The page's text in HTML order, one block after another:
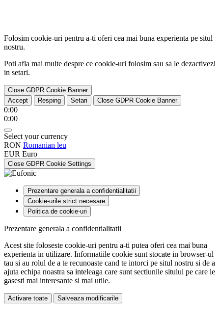
Folosim cookie-uri pentru a-ti oferi cea mai buna experienta pe situl
nostru.
Poti afla mai multe despre ce cookie-uri folosim sau sa le dezactivezi
in setari.
Close GDPR Cookie Banner
Accept
Resping Setari Close GDPR Cookie Banner
0:00
0:00
Select your currency
RON Romanian leu
EUR Euro
Close GDPR Cookie Settings
Prezentare generala a confidentialitatii
Cookie-urile strict necesare
Politica de cookie-uri
Prezentare generala a confidentialitatii
Acest site foloseste cookie-uri pentru a-ti putea oferi cea mai buna
experienta in utilizare. Informatiile cookie sunt stocate in browser-ul
tau si au rolul de a te recunoaste cand te intorci pe situl nostru si de a
ajuta echipa noastra sa inteleaga care sunt sectiunile sitului pe care le
gasesti mai interesante si mai utile.
Activare toate Salveaza modificarile